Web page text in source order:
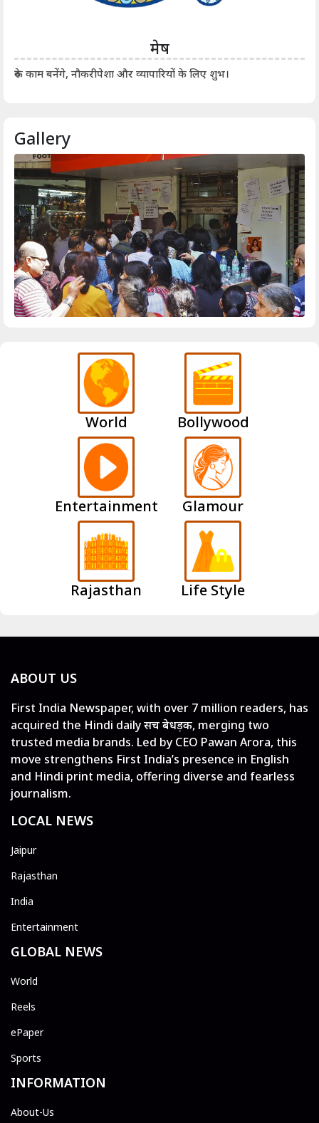
मेष
रुके काम बनेंगे, नौकरीपेशा और व्यापारियों के लिए शुभ।
Gallery
World Bollywood
Entertainment Glamour
Rajasthan Life Style
ABOUT US
First India Newspaper, with over 7 million readers, has
acquired the Hindi daily सच बेधड़क, merging two
trusted media brands. Led by CEO Pawan Arora, this
move strengthens First India’s presence in English
and Hindi print media, offering diverse and fearless
journalism.
LOCAL NEWS
Jaipur
Rajasthan
India
Entertainment
GLOBAL NEWS
World
Reels
ePaper
Sports
INFORMATION
About-Us